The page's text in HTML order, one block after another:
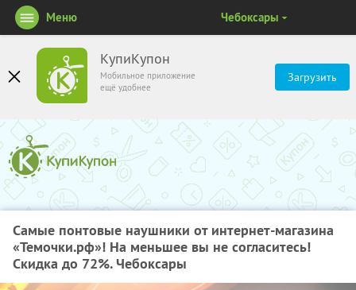
КупиКупон
Мобильное приложение
ещё удобнее
Загрузить
Меню Чебоксары
Самые понтовые наушники от интернет-магазина
«Темочки.рф»! На меньшее вы не согласитесь!
Скидка до 72%. Чебоксары